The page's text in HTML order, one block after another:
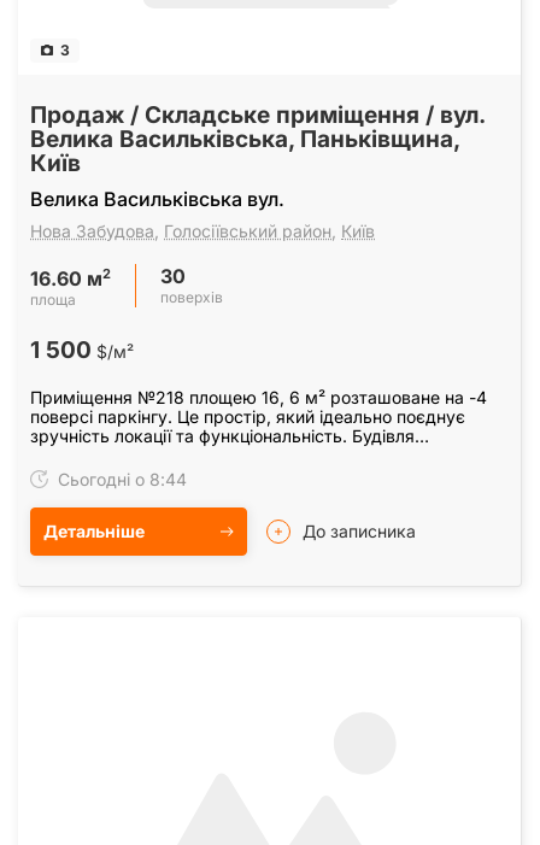
3
Продаж / Складське приміщення / вул.
Велика Васильківська, Паньківщина,
Київ
Велика Васильківська вул.
Нова Забудова Голосіївський район Київ
16.60 м2
площа
30
поверхів
1 500 $/м²
Приміщення №218 площею 16, 6 м² розташоване на -4
поверсі паркінгу. Це простір, який ідеально поєднує
зручність локації та функціональність. Будівля
Сьогодні о 8:44
Детальніше До записника